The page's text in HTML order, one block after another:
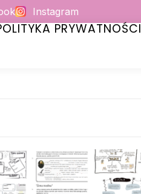
Instagram
PRYWATNOŚCI